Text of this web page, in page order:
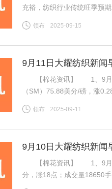
充裕，纺织行业传统旺季预
良好，新疆新棉吐絮率近
领布 2025-09-15
9月11日大耀纺织新闻
【棉花资讯】 1、9月10
（SM）75.88美分/磅，涨
磅，涨0.28美分/磅，折一般
领布 2025-09-11
9月10日大耀纺织新闻
【棉花资讯】 1、9月8
分，涨18点；成交量18650